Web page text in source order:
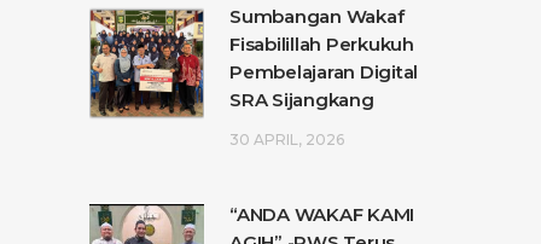
Sumbangan Wakaf
Fisabilillah Perkukuh
Pembelajaran Digital
SRA Sijangkang
30 APRIL, 2026
“ANDA WAKAF KAMI